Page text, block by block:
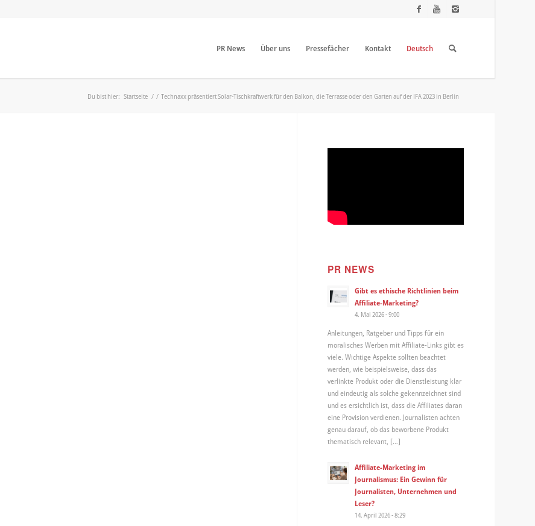
PR News Über uns Pressefächer Kontakt Deutsch
Du bist hier: Startseite / / Technaxx präsentiert Solar-Tischkraftwerk für den Balkon, die Terrasse oder den Garten auf der IFA 2023 in Berlin
PR NEWS
Gibt es ethische Richtlinien beim
Affiliate-Marketing?
4. Mai 2026 - 9:00
Anleitungen, Ratgeber und Tipps für ein
moralisches Werben mit Affiliate-Links gibt es
viele. Wichtige Aspekte sollten beachtet
werden, wie beispielsweise, dass das
verlinkte Produkt oder die Dienstleistung klar
und eindeutig als solche gekennzeichnet sind
und es ersichtlich ist, dass die Affiliates daran
eine Provision verdienen. Journalisten achten
genau darauf, ob das beworbene Produkt
thematisch relevant, […]
Affiliate-Marketing im
Journalismus: Ein Gewinn für
Journalisten, Unternehmen und
Leser?
14. April 2026 - 8:29